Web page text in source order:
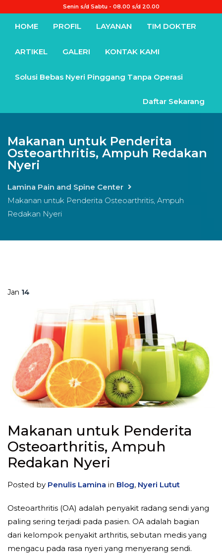
Senin s/d Sabtu - 08.00 s/d 20.00
HOME PROFIL LAYANAN TIM DOKTER
ARTIKEL GALERI KONTAK KAMI
Solusi Bebas Nyeri Pinggang Tanpa Operasi
Daftar Sekarang
Makanan untuk Penderita
Osteoarthritis, Ampuh Redakan
Nyeri
Lamina Pain and Spine Center
Makanan untuk Penderita Osteoarthritis, Ampuh
Redakan Nyeri
Jan 14
Makanan untuk Penderita
Osteoarthritis, Ampuh
Redakan Nyeri
Posted by Penulis Lamina in Blog, Nyeri Lutut
Osteoarthritis (OA) adalah penyakit radang sendi yang
paling sering terjadi pada pasien. OA adalah bagian
dari kelompok penyakit arthritis, sebutan medis yang
mengacu pada rasa nyeri yang menyerang sendi.